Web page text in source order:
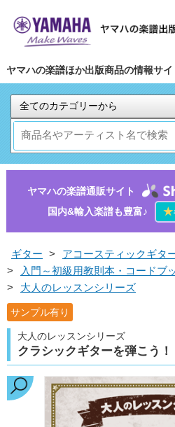
ヤマハの楽譜ほか出版商品の情報サイ
ヤマハの楽譜通販サイト
国内&輸入楽譜も豊富♪
★
ギター >
アコースティックギタ
>
入門～初級用教則本・コードブ
>
大人のレッスンシリーズ
サンプル有り
大人のレッスンシリーズ
クラシックギターを弾こう！